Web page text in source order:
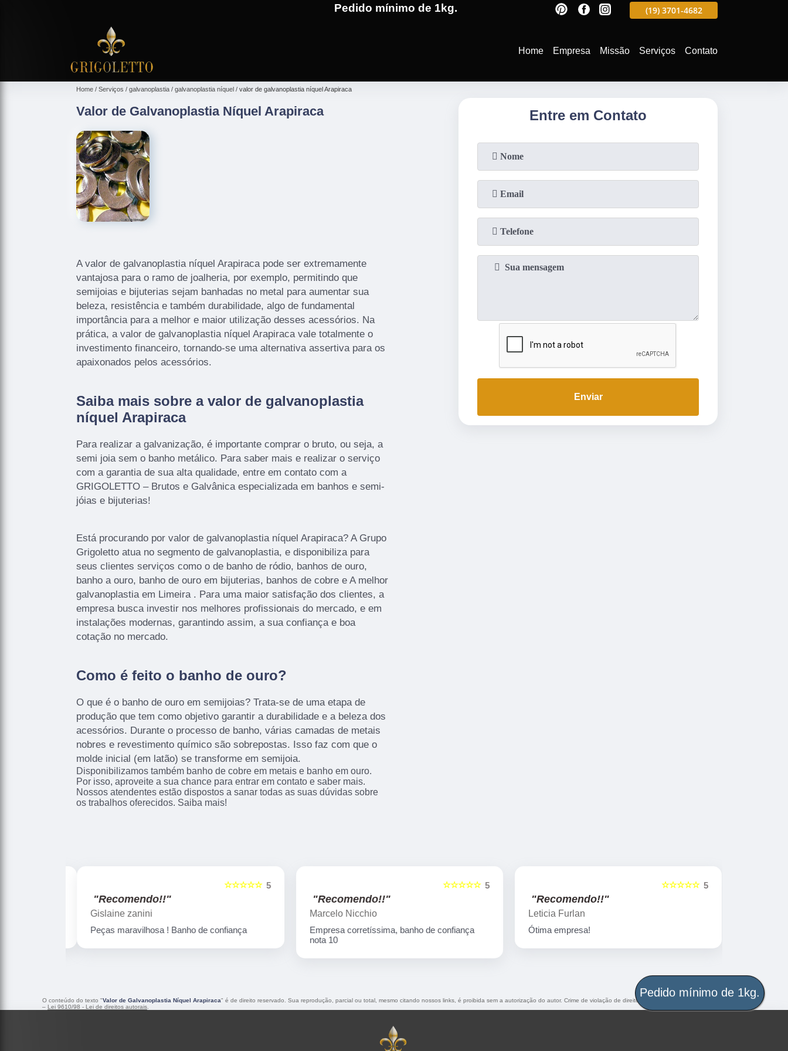
Pedido mínimo de 1kg.
(19)3701-4682 (19) 3701-4988 (19) 3701-4682
Home Empresa Missão Serviços Contato
Home Serviços galvanoplastia galvanoplastia níquel valor de galvanoplastia níquel Arapiraca
Valor de Galvanoplastia Níquel Arapiraca
A valor de galvanoplastia níquel Arapiraca pode ser extremamente
vantajosa para o ramo de joalheria, por exemplo, permitindo que
semijoias e bijuterias sejam banhadas no metal para aumentar sua
beleza, resistência e também durabilidade, algo de fundamental
importância para a melhor e maior utilização desses acessórios. Na
prática, a valor de galvanoplastia níquel Arapiraca vale totalmente o
investimento financeiro, tornando-se uma alternativa assertiva para os
apaixonados pelos acessórios.
Saiba mais sobre a valor de galvanoplastia
níquel Arapiraca
Para realizar a galvanização, é importante comprar o bruto, ou seja, a
semi joia sem o banho metálico. Para saber mais e realizar o serviço
com a garantia de sua alta qualidade, entre em contato com a
GRIGOLETTO – Brutos e Galvânica especializada em banhos e semi-
jóias e bijuterias!
Está procurando por valor de galvanoplastia níquel Arapiraca? A Grupo
Grigoletto atua no segmento de galvanoplastia, e disponibiliza para
seus clientes serviços como o de banho de ródio, banhos de ouro,
banho a ouro, banho de ouro em bijuterias, banhos de cobre e A melhor
galvanoplastia em Limeira . Para uma maior satisfação dos clientes, a
empresa busca investir nos melhores profissionais do mercado, e em
instalações modernas, garantindo assim, a sua confiança e boa
cotação no mercado.
Como é feito o banho de ouro?
O que é o banho de ouro em semijoias? Trata-se de uma etapa de
produção que tem como objetivo garantir a durabilidade e a beleza dos
acessórios. Durante o processo de banho, várias camadas de metais
nobres e revestimento químico são sobrepostas. Isso faz com que o
molde inicial (em latão) se transforme em semijoia.
Disponibilizamos também banho de cobre em metais e banho em ouro.
Por isso, aproveite a sua chance para entrar em contato e saber mais.
Nossos atendentes estão dispostos a sanar todas as suas dúvidas sobre
os trabalhos oferecidos. Saiba mais!
Entre em Contato
Enviar
5
☆☆☆☆☆
"Recomendo!!"
Gislaine zanini
Peças maravilhosa ! Banho de confiança
5
☆☆☆☆☆
"Recomendo!!"
Marcelo Nicchio
Empresa corretíssima, banho de confiança
nota 10
5
☆☆☆☆☆
"Recomendo!!"
Leticia Furlan
Ótima empresa!
O conteúdo do texto "Valor de Galvanoplastia Níquel Arapiraca" é de direito reservado. Sua reprodução, parcial ou total, mesmo citando nossos links, é proibida sem a autorização do autor. Crime de violação de direito autoral – artigo 184 do Código Penal
– Lei 9610/98 - Lei de direitos autorais
Pedido mínimo de 1kg.